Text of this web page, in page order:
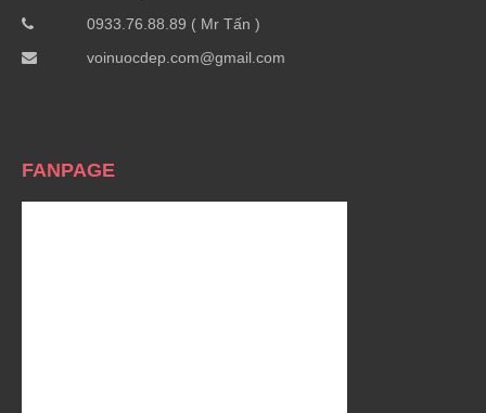
0933.76.88.89 ( Mr Tấn )
voinuocdep.com@gmail.com
FANPAGE